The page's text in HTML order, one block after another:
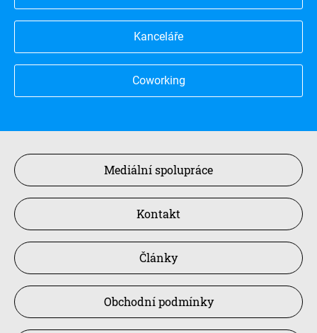
Kanceláře
Coworking
Mediální spolupráce
Kontakt
Články
Obchodní podmínky